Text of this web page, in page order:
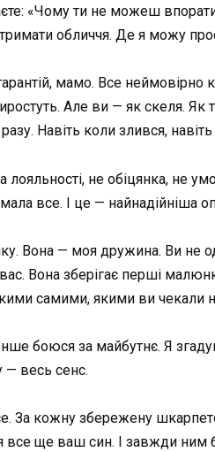
«Чому ти не можеш
обличчя. Де я можу
мамо. Все
Але ви — як скеля. Як
Навіть коли злився,
не обіцянка, не
все. І це — найнадійніша
Вона — моя дружина. Ви не
Вона зберігає перші
самими, якими ви
боюся за майбутнє. Я
— весь сенс.
За кожну збережену
все ще ваш син. І завжди ним